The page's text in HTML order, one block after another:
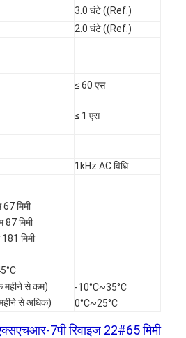
3.0 घंटे ((Ref.)
2.0 घंटे ((Ref.)
≤ 60 एस
≤ 1 एस
1kHz AC विधि
67 मिमी
87 मिमी
मिमी
महीने से कम)
-10°C~35°C
से अधिक)
0°C~25°C
7पी रिवाइज 22#65 मिमी